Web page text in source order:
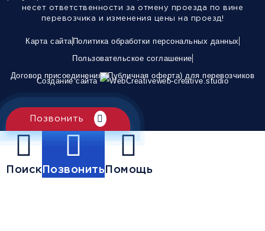
несет ответственности за отмену проезда по вине
перевозчика и изменения цены на проезд!
Карта сайта Политика обработки персональных данных
Пользовательское соглашение
Договор присоединения (Публичная оферта) для перевозчиков
Создание сайта web-creative.studio
Позвонить
ПоискПозвонитьПомощь